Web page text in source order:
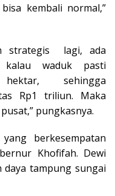
kembali normal,”
strategis lagi, ada
kalau waduk pasti
sehingga
Rp1 triliun. Maka
pungkasnya.
berkesempatan
Khofifah. Dewi
daya tampung sungai